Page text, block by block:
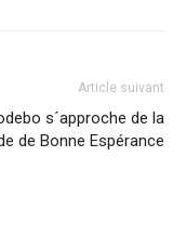
Article suivant
s´approche de la
de Bonne Espérance